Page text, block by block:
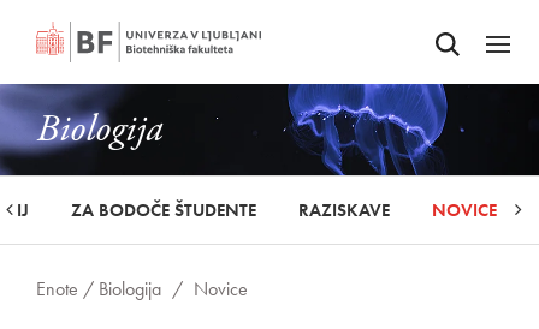
Odpri iskalnik
Odpri
Biologija
ZA BODOČE ŠTUDENTE RAZISKAVE NOVICE
Enote / Biologija / Novice